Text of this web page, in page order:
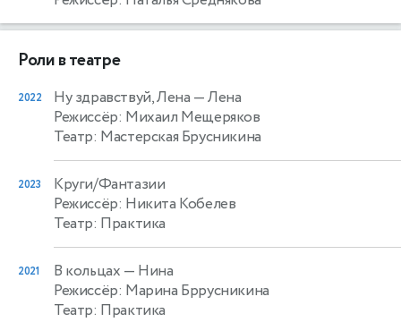
Роли в театре
2022 Ну здравствуй, Лена — Лена
Режиссёр: Михаил Мещеряков
Театр: Мастерская Брусникина
2023
Круги/Фантазии
Режиссёр: Никита Кобелев
Театр: Практика
2021 В кольцах — Нина
Режиссёр: Марина Бррусникина
Театр: Практика